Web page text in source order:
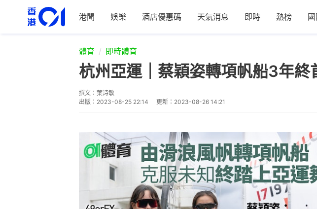
港聞 娛樂 酒店優惠碼 天氣消息 即時 熱榜
體育 即時體育
杭州亞運｜蔡穎姿轉項帆船3年
撰文： 葉詩敏
出版： 2023-08-25 22:14 更新： 2023-08-26 14:21